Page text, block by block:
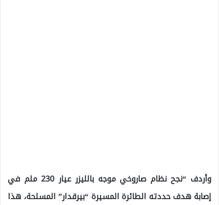
وأردف “نجح نظام صاروخي موجه بالليزر عيار 230 ملم في
إصابة هدف حددته الطائرة المسيرة “بيرقدار” المسلحة، هذا